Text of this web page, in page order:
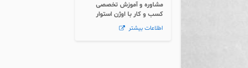
مشاوره و آموزش تخصصی
کسب و کار با اوژن استوار
اطلاعات بیشتر